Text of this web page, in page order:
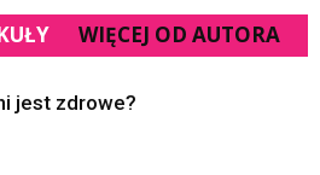
WIĘCEJ OD AUTORA
jest zdrowe?